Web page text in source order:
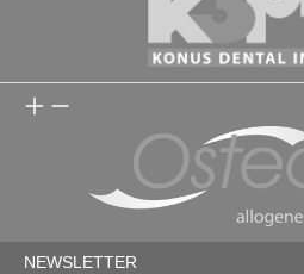
NEWSLETTER